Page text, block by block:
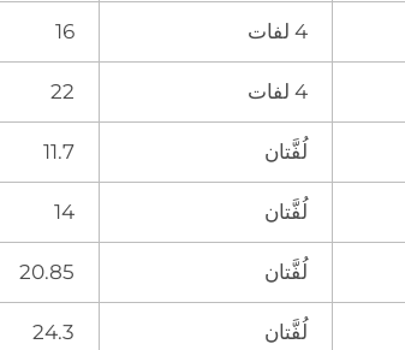
4 لفات 16
4 لفات 22
لُفَّتان 11.7
لُفَّتان 14
لُفَّتان 20.85
لُفَّتان 24.3